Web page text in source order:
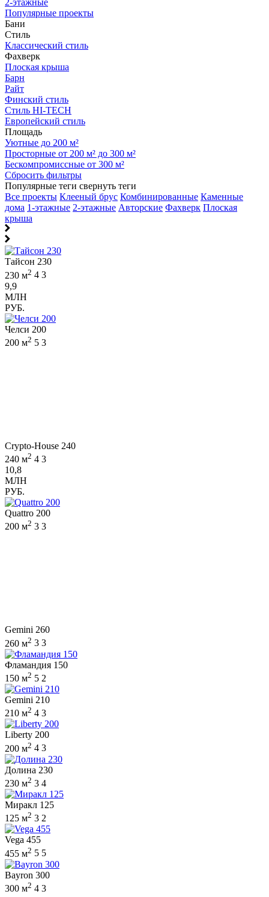
2-этажные
Популярные проекты
Бани
Стиль
Классический стиль
Фахверк
Плоская крыша
Барн
Райт
Финский стиль
Стиль HI-TECH
Европейский стиль
Площадь
Уютные до 200 м²
Просторные от 200 м² до 300 м²
Бескомпромиссные от 300 м²
Сбросить фильтры
Популярные теги свернуть теги
Все проекты Клееный брус Комбинированные Каменные
дома 1-этажные 2-этажные Авторские Фахверк Плоская
крыша
Тайсон 230
230 м2 4 3
9,9
МЛН
РУБ.
Челси 200
200 м2 5 3
Crypto-House 240
240 м2 4 3
10,8
МЛН
РУБ.
Quattro 200
200 м2 3 3
Gemini 260
260 м2 3 3
Фламандия 150
150 м2 5 2
Gemini 210
210 м2 4 3
Liberty 200
200 м2 4 3
Долина 230
230 м2 3 4
Миракл 125
125 м2 3 2
Vega 455
455 м2 5 5
Bayron 300
300 м2 4 3